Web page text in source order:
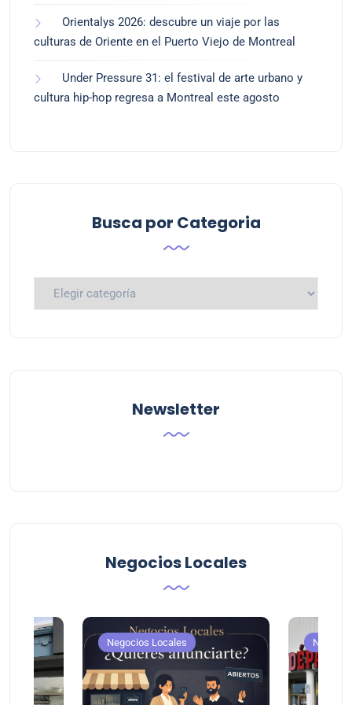
Orientalys 2026: descubre un viaje por las
culturas de Oriente en el Puerto Viejo de Montreal
Under Pressure 31: el festival de arte urbano y
cultura hip-hop regresa a Montreal este agosto
Busca por Categoria
Newsletter
Negocios Locales
Negocios Locales